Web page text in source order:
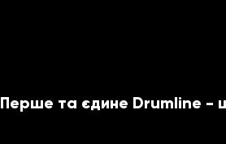
Перше та єдине Drumline -